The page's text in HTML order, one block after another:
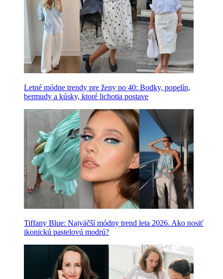
Letné módne trendy pre ženy po 40: Bodky, popelín,
bermudy a kúsky, ktoré lichotia postave
Tiffany Blue: Najväčší módny trend leta 2026. Ako nosiť
ikonickú pastelovú modrú?